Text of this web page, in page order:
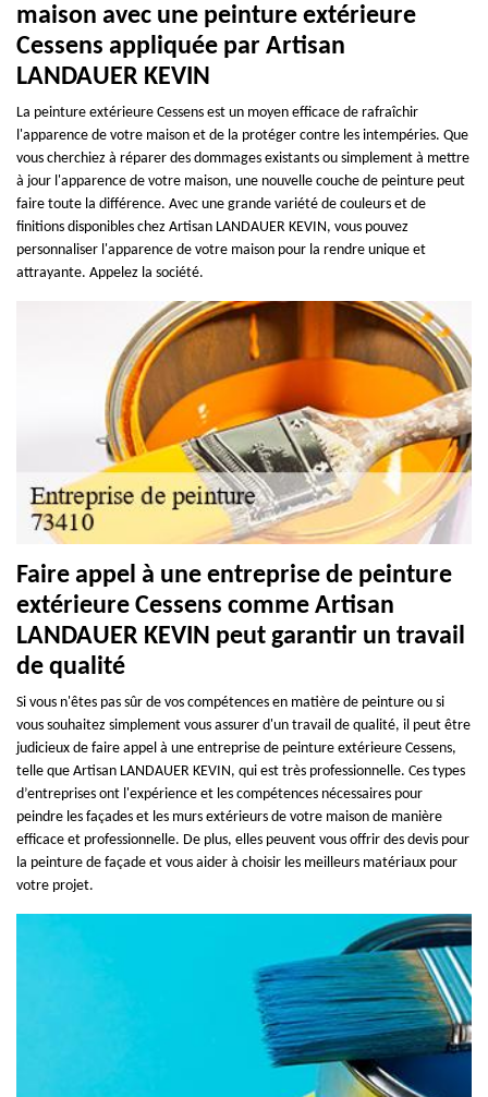
maison avec une peinture extérieure
Cessens appliquée par Artisan
LANDAUER KEVIN
La peinture extérieure Cessens est un moyen efficace de rafraîchir
l'apparence de votre maison et de la protéger contre les intempéries. Que
vous cherchiez à réparer des dommages existants ou simplement à mettre
à jour l'apparence de votre maison, une nouvelle couche de peinture peut
faire toute la différence. Avec une grande variété de couleurs et de
finitions disponibles chez Artisan LANDAUER KEVIN, vous pouvez
personnaliser l'apparence de votre maison pour la rendre unique et
attrayante. Appelez la société.
Faire appel à une entreprise de peinture
extérieure Cessens comme Artisan
LANDAUER KEVIN peut garantir un travail
de qualité
Si vous n'êtes pas sûr de vos compétences en matière de peinture ou si
vous souhaitez simplement vous assurer d'un travail de qualité, il peut être
judicieux de faire appel à une entreprise de peinture extérieure Cessens,
telle que Artisan LANDAUER KEVIN, qui est très professionnelle. Ces types
d’entreprises ont l'expérience et les compétences nécessaires pour
peindre les façades et les murs extérieurs de votre maison de manière
efficace et professionnelle. De plus, elles peuvent vous offrir des devis pour
la peinture de façade et vous aider à choisir les meilleurs matériaux pour
votre projet.